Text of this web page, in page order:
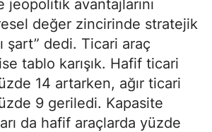
jeopolitik avantajlarını
değer zincirinde stratejik
şart” dedi. Ticari araç
tablo karışık. Hafif ticari
14 artarken, ağır ticari
9 geriledi. Kapasite
da hafif araçlarda yüzde